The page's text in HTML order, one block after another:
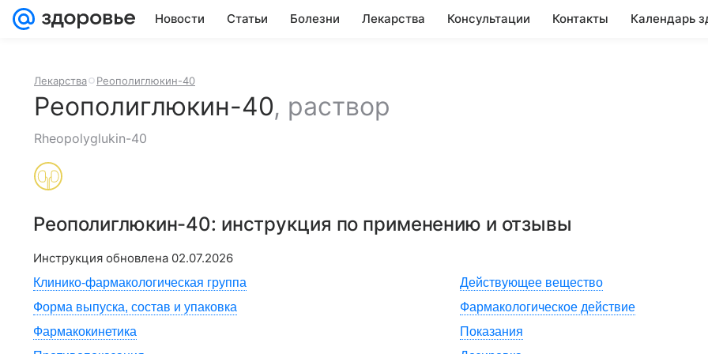
Новости Статьи Болезни Лекарства Консультации Контакты Календарь
Лекарства Реополиглюкин-40
Реополиглюкин-40, раствор
Rheopolyglukin-40
Реополиглюкин-40: инструкция по применению и отзывы
Инструкция обновлена 02.07.2026
Клинико-фармакологическая группа
Действующее вещество
Форма выпуска, состав и упаковка
Фармакологическое действие
Фармакокинетика
Показания